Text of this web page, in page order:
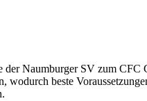
der Naumburger SV zum
wodurch beste